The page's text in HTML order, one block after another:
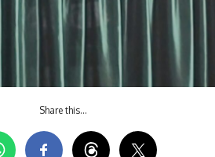
Share this…